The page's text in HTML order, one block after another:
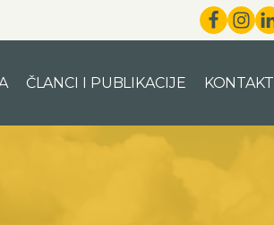
ČLANCI I PUBLIKACIJE KONTAKT